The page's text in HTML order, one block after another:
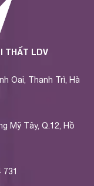
THẤT LDV
Oai, Thanh Trì, Hà
Mỹ Tây, Q.12, Hồ